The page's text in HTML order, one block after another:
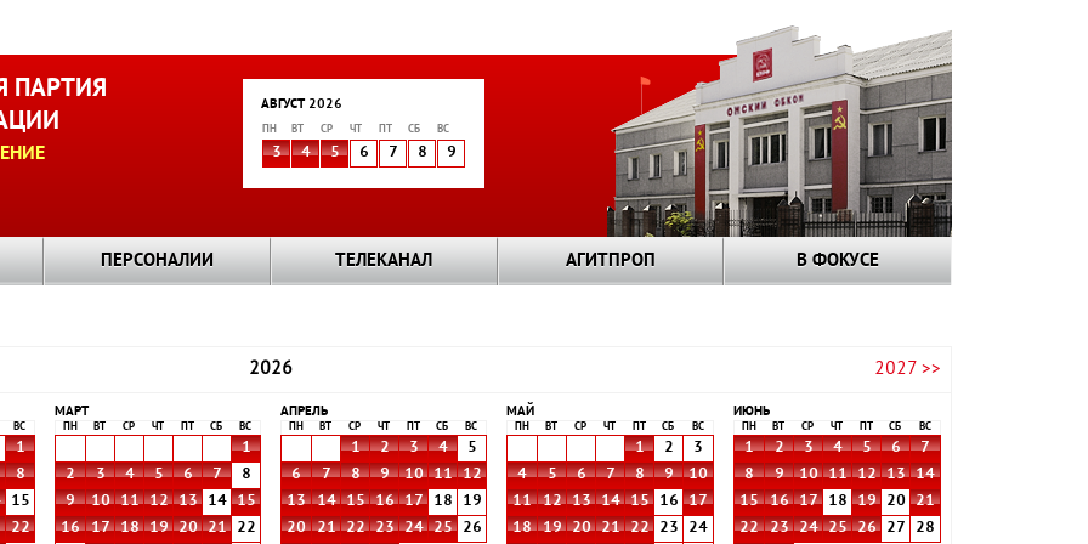
ПАРТИЯ
АВГУСТ 2026
ПН ВТ СР ЧТ СБ ВС
3 4 5 6 7 8 9
ПЕРСОНАЛИИ ТЕЛЕКАНАЛ АГИТПРОП В ФОКУСЕ
2026 2027 >>
ВС
1
8
15
22
МАРТ
ПН ВТ СР ЧТ СБ ВС
1
2
3 4 5 6 7
8
9
10 11 12 13 14
15
16
17 18 19 20 21
22
АПРЕЛЬ
ПН ВТ СР ЧТ СБ ВС
1 2 3 4
5
6
7 8 9 10 11
12
13
14 15 16 17 18
19
20
21 22 23 24 25
26
МАЙ
ПН ВТ СР ЧТ СБ ВС
1 2
3
4
5 6 7 8 9
10
11
12 13 14 15 16
17
18
19 20 21 22 23
24
ИЮНЬ
ПН ВТ СР ЧТ СБ ВС
1 2 3 4 5 6
7
8
9 10 11 12 13
14
15
16 17 18 19 20
21
22
23 24 25 26 27
28